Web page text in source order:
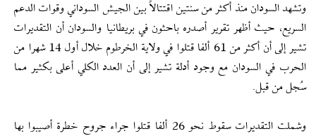
وتشهد السودان منذ أكثر من سنتين اقتتالاً بين الجيش السوداني وقوات الدعم
السريع، حيث أظهر تقرير أصدره باحثون في بريطانيا والسودان أن التقديرات
تشير إلى أن أكثر من 61 ألفا قتلوا في ولاية الخرطوم خلال أول 14 شهرا من
الحرب في السودان مع وجود أدلة تشير إلى أن العدد الكلي أعلى بكثير مما
سُجل من قبل.
وشملت التقديرات سقوط نحو 26 ألفا قتلوا جراء جروح خطرة أصيبوا بها